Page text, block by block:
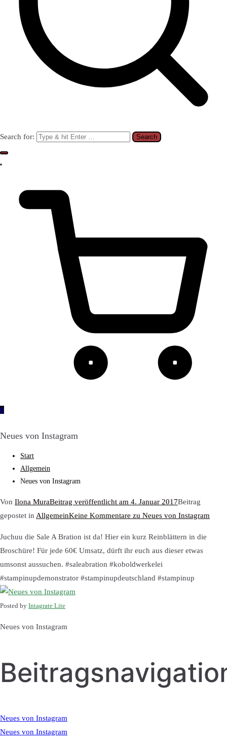
Search for:
0
Neues von Instagram
Start
Allgemein
Neues von Instagram
Von Ilona MuraBeitrag veröffentlicht am 4. Januar 2017Beitrag
gepostet in AllgemeinKeine Kommentare zu Neues von Instagram
Juchuu die Sale A Bration ist da! Hier ein kurz Reinblättern in die
Broschüre! Für jede 60€ Umsatz, dürft ihr euch aus dieser etwas
umsonst aussuchen. #saleabration #koboldwerkelei
#stampinupdemonstrator #stampinupdeutschland #stampinup
Posted by Intagrate Lite
Neues von Instagram
Neues von Instagram
Neues von Instagram